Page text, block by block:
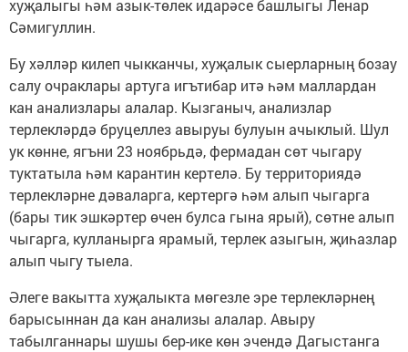
хуҗалыгы һәм азык-төлек идарәсе башлыгы Ленар
Сәмигуллин.
Бу хәлләр килеп чыкканчы, хуҗалык сыерларның бозау
салу очраклары артуга игътибар итә һәм маллардан
кан анализлары алалар. Кызганыч, анализлар
терлекләрдә бруцеллез авыруы булуын ачыклый. Шул
ук көнне, ягъни 23 ноябрьдә, фермадан сөт чыгару
туктатыла һәм карантин кертелә. Бу территориядә
терлекләрне дәваларга, кертергә һәм алып чыгарга
(бары тик эшкәртер өчен булса гына ярый), сөтне алып
чыгарга, кулланырга ярамый, терлек азыгын, җиһазлар
алып чыгу тыела.
Әлеге вакытта хуҗалыкта мөгезле эре терлекләрнең
барысыннан да кан анализы алалар. Авыру
табылганнары шушы бер-ике көн эчендә Дагыстанга